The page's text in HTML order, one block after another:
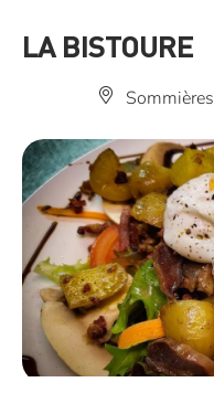
LA BISTOURE
Sommières